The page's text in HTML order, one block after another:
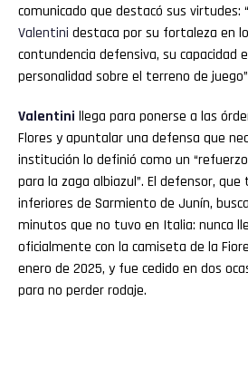
comunicado que destacó sus virtudes:
Valentini destaca por su fortaleza en
contundencia defensiva, su capacidad
personalidad sobre el terreno de
Valentini llega para ponerse a las
Flores y apuntalar una defensa que
institución lo definió como un
para la zaga albiazul”. El defensor,
inferiores de Sarmiento de Junín,
minutos que no tuvo en Italia: nunca
oficialmente con la camiseta de la
enero de 2025, y fue cedido en dos
para no perder rodaje.